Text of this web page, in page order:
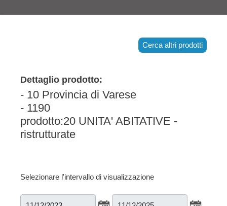
Cerca altri prodotti
Dettaglio prodotto:
- 10 Provincia di Varese
- 1190
prodotto:20 UNITA' ABITATIVE -
ristrutturate
Selezionare l'intervallo di visualizzazione